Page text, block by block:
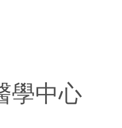
學中心